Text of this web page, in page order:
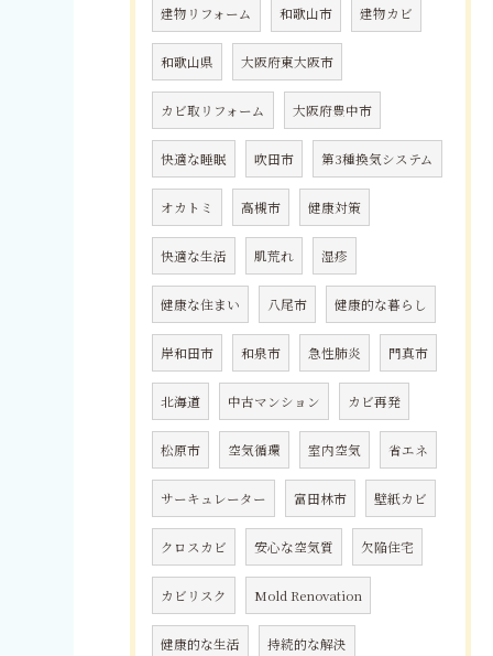
建物リフォーム 和歌山市 建物カビ
和歌山県 大阪府東大阪市
カビ取リフォーム 大阪府豊中市
快適な睡眠 吹田市 第3種換気システム
オカトミ 高槻市 健康対策
快適な生活 肌荒れ 湿疹
健康な住まい 八尾市 健康的な暮らし
岸和田市 和泉市 急性肺炎 門真市
北海道 中古マンション カビ再発
松原市 空気循環 室内空気 省エネ
サーキュレーター 富田林市 壁紙カビ
クロスカビ 安心な空気質 欠陥住宅
カビリスク Mold Renovation
健康的な生活 持続的な解決